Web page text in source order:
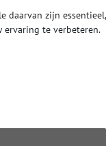
daarvan zijn essentieel,
ervaring te verbeteren.